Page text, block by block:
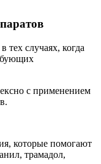
тех случаях, когда
с применением
которые помогают
трамадол,